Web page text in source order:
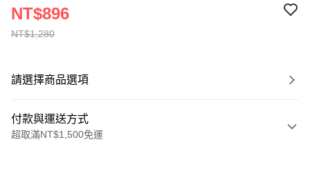
NT$1,280
NT$896
請選擇商品選項
付款與運送方式
超取滿NT$1,500免運